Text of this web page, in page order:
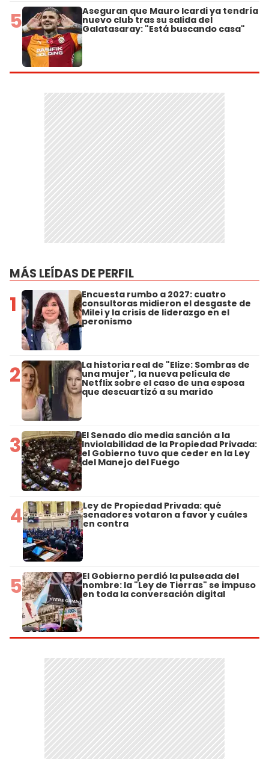
5 Aseguran que Mauro Icardi ya tendría
nuevo club tras su salida del
Galatasaray: "Está buscando casa"
MÁS LEÍDAS DE PERFIL
1 Encuesta rumbo a 2027: cuatro
consultoras midieron el desgaste de
Milei y la crisis de liderazgo en el
peronismo
2 La historia real de "Elize: Sombras de
una mujer", la nueva película de
Netflix sobre el caso de una esposa
que descuartizó a su marido
3 El Senado dio media sanción a la
Inviolabilidad de la Propiedad Privada:
el Gobierno tuvo que ceder en la Ley
del Manejo del Fuego
4 Ley de Propiedad Privada: qué
senadores votaron a favor y cuáles
en contra
5 El Gobierno perdió la pulseada del
nombre: la "Ley de Tierras" se impuso
en toda la conversación digital